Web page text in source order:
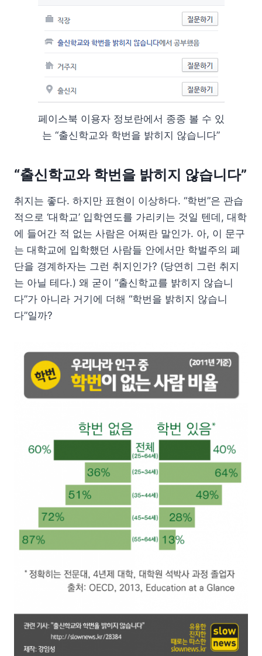
페이스북 이용자 정보란에서 종종 볼 수 있
는 “출신학교와 학번을 밝히지 않습니다”
“출신학교와 학번을 밝히지 않습니다”
취지는 좋다. 하지만 표현이 이상하다. “학번”은 관습
적으로 ‘대학교’ 입학연도를 가리키는 것일 텐데, 대학
에 들어간 적 없는 사람은 어쩌란 말인가. 아, 이 문구
는 대학교에 입학했던 사람들 안에서만 학벌주의 폐
단을 경계하자는 그런 취지인가? (당연히 그런 취지
는 아닐 테다.) 왜 굳이 “출신학교를 밝히지 않습니
다”가 아니라 거기에 더해 “학번을 밝히지 않습니
다”일까?